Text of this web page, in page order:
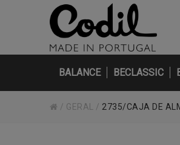
BALANCE BECLASSIC
/ GERAL / 2735/CAJA DE